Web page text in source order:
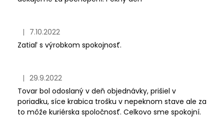
Hodnotenie obchodu je 5 z 5 hviezdičiek.
| 7.10.2022
Zatiaľ s výrobkom spokojnosť.
Hodnotenie obchodu je 5 z 5 hviezdičiek.
| 29.9.2022
Tovar bol odoslaný v deň objednávky, prišiel v
poriadku, síce krabica trošku v nepeknom stave ale za
to môže kuriérska spoločnosť. Celkovo sme spokojní.